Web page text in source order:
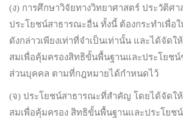
(ง) การศึกษาวิจัยทางวิทยาศาสตร์ ประวัติศ
ประโยชน์สาธารณะอื่น ทั้งนี้ ต้องกระทำเพื่อ
ดังกล่าวเพียงเท่าที่จำเป็นเท่านั้น และได้จัดใ
สมเพื่อคุ้มครองสิทธิขั้นพื้นฐานและประโยชน์
ส่วนบุคคล ตามที่กฎหมายได้กำหนดไว้
(จ) ประโยชน์สาธารณะที่สำคัญ โดยได้จัดใ
สมเพื่อคุ้มครอง สิทธิขั้นพื้นฐานและประโยช